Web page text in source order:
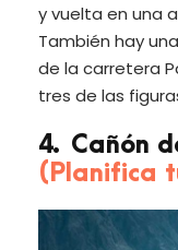
y vuelta en una
También hay
de la carretera
tres de las
4. Cañón
(Planifica